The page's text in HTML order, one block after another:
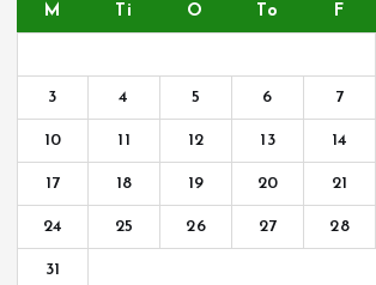
M Ti O To F
3 4 5 6 7
10 11 12 13 14
17 18 19 20 21
24 25 26 27 28
31